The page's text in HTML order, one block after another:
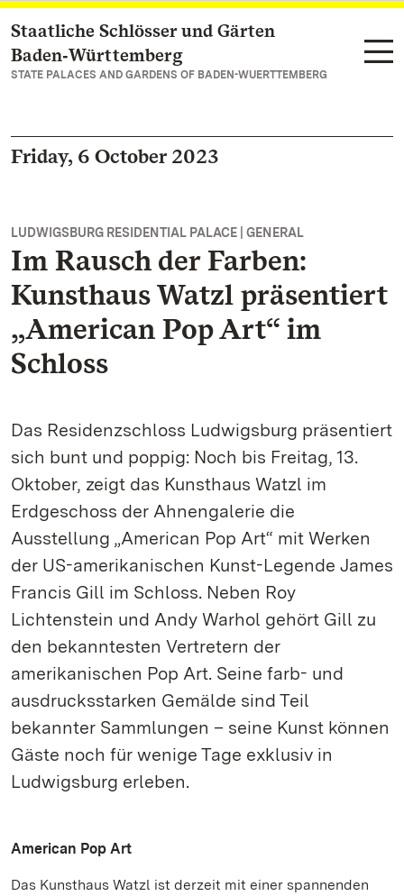
Navigate to main page
Staatliche Schlösser und Gärten
Baden‑Württemberg
STATE PALACES AND GARDENS OF BADEN-WUERTTEMBERG
Friday, 6 October 2023
LUDWIGSBURG RESIDENTIAL PALACE | GENERAL
Im Rausch der Farben:
Kunsthaus Watzl präsentiert
„American Pop Art“ im
Schloss
Das Residenzschloss Ludwigsburg präsentiert
sich bunt und poppig: Noch bis Freitag, 13.
Oktober, zeigt das Kunsthaus Watzl im
Erdgeschoss der Ahnengalerie die
Ausstellung „American Pop Art“ mit Werken
der US-amerikanischen Kunst-Legende James
Francis Gill im Schloss. Neben Roy
Lichtenstein und Andy Warhol gehört Gill zu
den bekanntesten Vertretern der
amerikanischen Pop Art. Seine farb- und
ausdrucksstarken Gemälde sind Teil
bekannter Sammlungen – seine Kunst können
Gäste noch für wenige Tage exklusiv in
Ludwigsburg erleben.
American Pop Art
Das Kunsthaus Watzl ist derzeit mit einer spannenden